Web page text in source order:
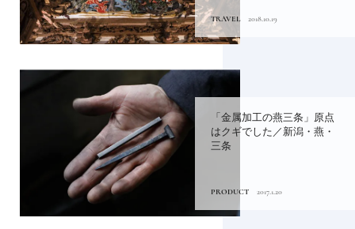
TRAVEL 2018.10.19
「金属加工の燕三条」原点
はクギでした／新潟・燕・
三条
PRODUCT 2017.1.20